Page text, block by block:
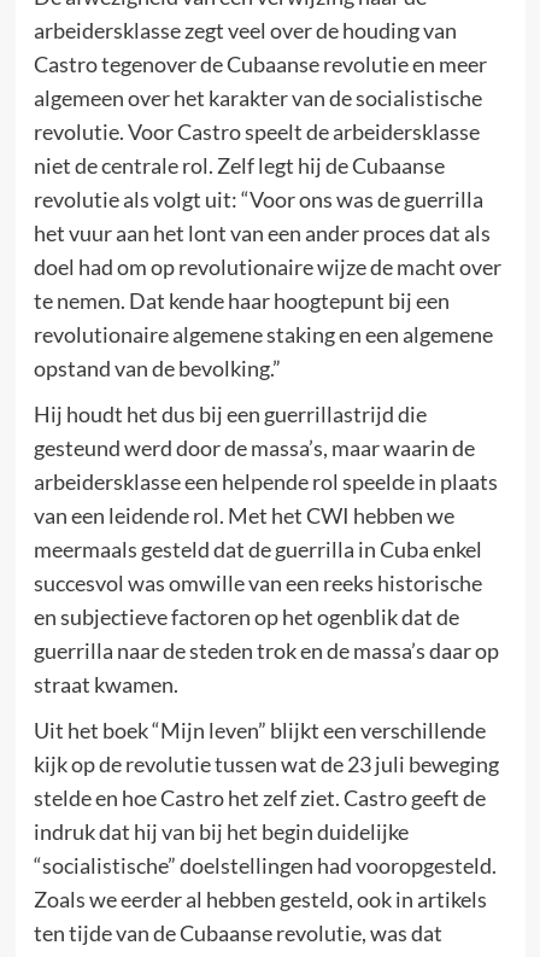
arbeidersklasse zegt veel over de houding van
Castro tegenover de Cubaanse revolutie en meer
algemeen over het karakter van de socialistische
revolutie. Voor Castro speelt de arbeidersklasse
niet de centrale rol. Zelf legt hij de Cubaanse
revolutie als volgt uit: “Voor ons was de guerrilla
het vuur aan het lont van een ander proces dat als
doel had om op revolutionaire wijze de macht over
te nemen. Dat kende haar hoogtepunt bij een
revolutionaire algemene staking en een algemene
opstand van de bevolking.”
Hij houdt het dus bij een guerrillastrijd die
gesteund werd door de massa’s, maar waarin de
arbeidersklasse een helpende rol speelde in plaats
van een leidende rol. Met het CWI hebben we
meermaals gesteld dat de guerrilla in Cuba enkel
succesvol was omwille van een reeks historische
en subjectieve factoren op het ogenblik dat de
guerrilla naar de steden trok en de massa’s daar op
straat kwamen.
Uit het boek “Mijn leven” blijkt een verschillende
kijk op de revolutie tussen wat de 23 juli beweging
stelde en hoe Castro het zelf ziet. Castro geeft de
indruk dat hij van bij het begin duidelijke
“socialistische” doelstellingen had vooropgesteld.
Zoals we eerder al hebben gesteld, ook in artikels
ten tijde van de Cubaanse revolutie, was dat